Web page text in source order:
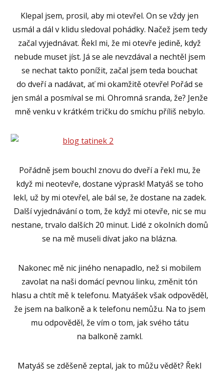
Klepal jsem, prosil, aby mi otevřel. On se vždy jen
usmál a dál v klidu sledoval pohádky. Načež jsem tedy
začal vyjednávat. Řekl mi, že mi otevře jedině, když
nebude muset jíst. Já se ale nevzdával a nechtěl jsem
se nechat takto ponížit, začal jsem teda bouchat
do dveří a nadávat, ať mi okamžitě otevře! Pořád se
jen smál a posmíval se mi. Ohromná sranda, že? Jenže
mně venku v krátkém tričku do smíchu příliš nebylo.
Pořádně jsem bouchl znovu do dveří a řekl mu, že
když mi neotevře, dostane výprask! Matyáš se toho
lekl, už by mi otevřel, ale bál se, že dostane na zadek.
Další vyjednávání o tom, že když mi otevře, nic se mu
nestane, trvalo dalších 20 minut. Lidé z okolních domů
se na mě museli dívat jako na blázna.
Nakonec mě nic jiného nenapadlo, než si mobilem
zavolat na naši domácí pevnou linku, změnit tón
hlasu a chtít mě k telefonu. Matyášek však odpověděl,
že jsem na balkoně a k telefonu nemůžu. Na to jsem
mu odpověděl, že vím o tom, jak svého tátu
na balkoně zamkl.
Matyáš se zděšeně zeptal, jak to můžu vědět? Řekl